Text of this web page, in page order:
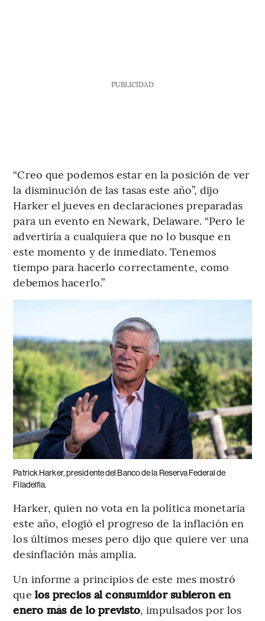
PUBLICIDAD
“Creo que podemos estar en la posición de ver
la disminución de las tasas este año”, dijo
Harker el jueves en declaraciones preparadas
para un evento en Newark, Delaware. “Pero le
advertiría a cualquiera que no lo busque en
este momento y de inmediato. Tenemos
tiempo para hacerlo correctamente, como
debemos hacerlo.”
Patrick Harker, presidente del Banco de la Reserva Federal de
Filadelfia.
Harker, quien no vota en la política monetaria
este año, elogió el progreso de la inflación en
los últimos meses pero dijo que quiere ver una
desinflación más amplia.
Un informe a principios de este mes mostró
que los precios al consumidor subieron en
enero más de lo previsto, impulsados por los